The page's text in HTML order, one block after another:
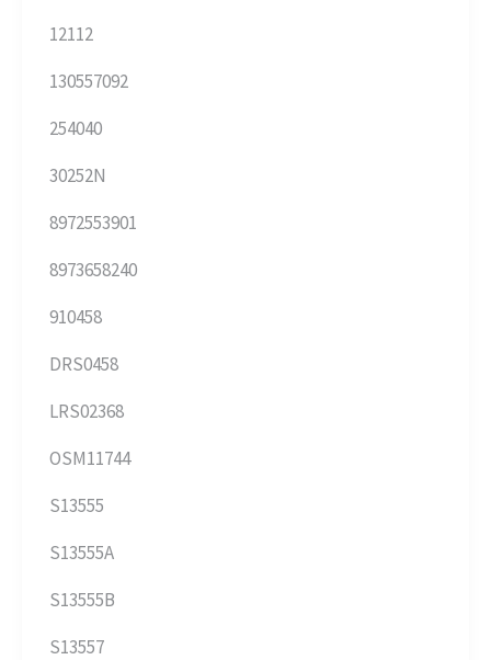
12112
130557092
254040
30252N
8972553901
8973658240
910458
DRS0458
LRS02368
OSM11744
S13555
S13555A
S13555B
S13557